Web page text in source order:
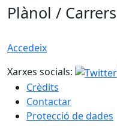
Plànol / Carrers
Accedeix
Xarxes socials:
Crèdits
Contactar
Protecció de dades